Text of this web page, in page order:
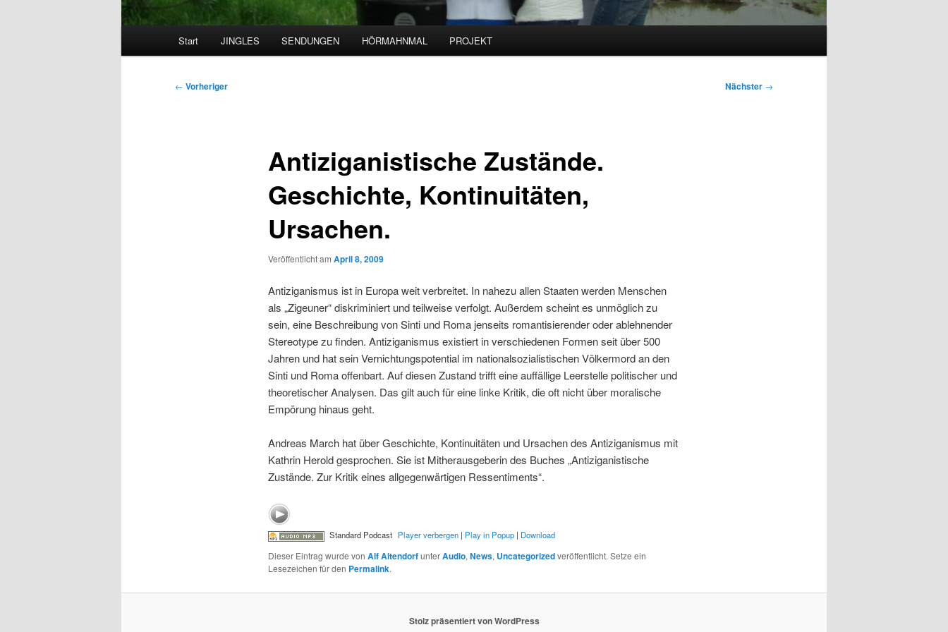
Start JINGLES SENDUNGEN HÖRMAHNMAL PROJEKT
Beitragsnavigation
← Vorheriger Nächster →
Antiziganistische Zustände.
Geschichte, Kontinuitäten,
Ursachen.
Veröffentlicht am April 8, 2009
Antiziganismus ist in Europa weit verbreitet. In nahezu allen Staaten werden Menschen
als „Zigeuner“ diskriminiert und teilweise verfolgt. Außerdem scheint es unmöglich zu
sein, eine Beschreibung von Sinti und Roma jenseits romantisierender oder ablehnender
Stereotype zu finden. Antiziganismus existiert in verschiedenen Formen seit über 500
Jahren und hat sein Vernichtungspotential im nationalsozialistischen Völkermord an den
Sinti und Roma offenbart. Auf diesen Zustand trifft eine auffällige Leerstelle politischer und
theoretischer Analysen. Das gilt auch für eine linke Kritik, die oft nicht über moralische
Empörung hinaus geht.
Andreas March hat über Geschichte, Kontinuitäten und Ursachen des Antiziganismus mit
Kathrin Herold gesprochen. Sie ist Mitherausgeberin des Buches „Antiziganistische
Zustände. Zur Kritik eines allgegenwärtigen Ressentiments“.
Standard Podcast Player verbergen| Play in Popup| Download
Dieser Eintrag wurde von Alf AltendorfunterAudio, News, Uncategorizedveröffentlicht. Setze ein
Lesezeichen für den Permalink.
Stolz präsentiert von WordPress